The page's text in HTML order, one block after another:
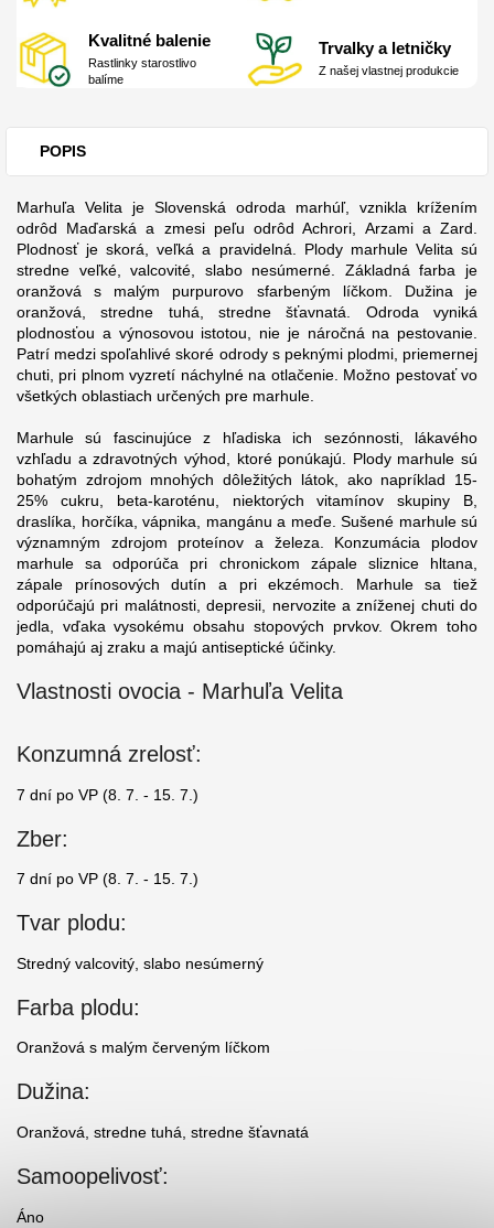
Kvalitné balenie
Rastlinky starostlivo
balíme
Trvalky a letničky
Z našej vlastnej produkcie
POPIS
Marhuľa Velita je Slovenská odroda marhúľ, vznikla krížením
odrôd Maďarská a zmesi peľu odrôd Achrori, Arzami a Zard.
Plodnosť je skorá, veľká a pravidelná. Plody marhule Velita sú
stredne veľké, valcovité, slabo nesúmerné. Základná farba je
oranžová s malým purpurovo sfarbeným líčkom. Dužina je
oranžová, stredne tuhá, stredne šťavnatá. Odroda vyniká
plodnosťou a výnosovou istotou, nie je náročná na pestovanie.
Patrí medzi spoľahlivé skoré odrody s peknými plodmi, priemernej
chuti, pri plnom vyzretí náchylné na otlačenie. Možno pestovať vo
všetkých oblastiach určených pre marhule.
Marhule sú fascinujúce z hľadiska ich sezónnosti, lákavého
vzhľadu a zdravotných výhod, ktoré ponúkajú. Plody marhule sú
bohatým zdrojom mnohých dôležitých látok, ako napríklad 15-
25% cukru, beta-karoténu, niektorých vitamínov skupiny B,
draslíka, horčíka, vápnika, mangánu a meďe. Sušené marhule sú
významným zdrojom proteínov a železa. Konzumácia plodov
marhule sa odporúča pri chronickom zápale sliznice hltana,
zápale prínosových dutín a pri ekzémoch. Marhule sa tiež
odporúčajú pri malátnosti, depresii, nervozite a zníženej chuti do
jedla, vďaka vysokému obsahu stopových prvkov. Okrem toho
pomáhajú aj zraku a majú antiseptické účinky.
Vlastnosti ovocia - Marhuľa Velita
Konzumná zrelosť:
7 dní po VP (8. 7. - 15. 7.)
Zber:
7 dní po VP (8. 7. - 15. 7.)
Tvar plodu:
Stredný valcovitý, slabo nesúmerný
Farba plodu:
Oranžová s malým červeným líčkom
Dužina:
Oranžová, stredne tuhá, stredne šťavnatá
Samoopelivosť:
Áno